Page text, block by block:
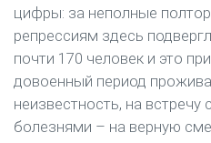
цифры: за неполные
репрессиям здесь
почти 170 человек и это
довоенный период
неизвестность, на
болезнями – на верную